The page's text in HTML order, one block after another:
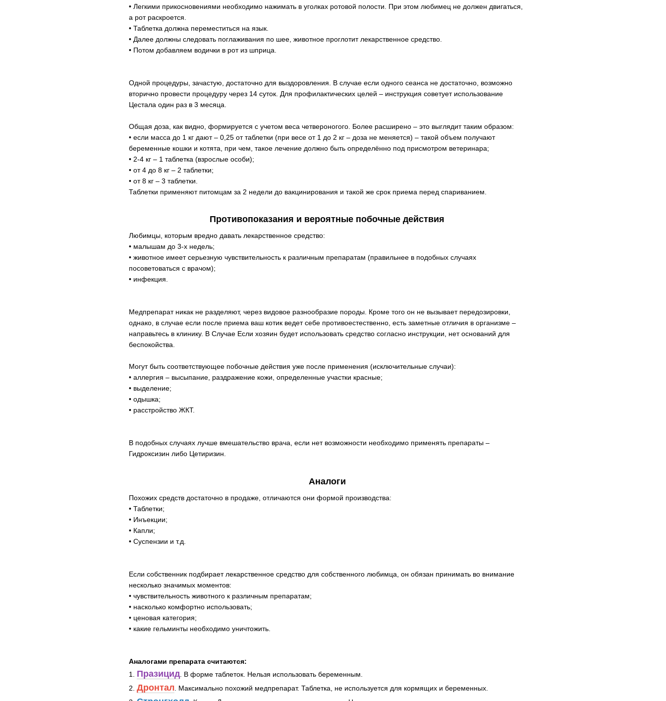
• Легкими прикосновениями необходимо нажимать в уголках ротовой полости. При этом любимец не должен двигаться,
а рот раскроется.
• Таблетка должна переместиться на язык.
• Далее должны следовать поглаживания по шее, животное проглотит лекарственное средство.
• Потом добавляем водички в рот из шприца.
Одной процедуры, зачастую, достаточно для выздоровления. В случае если одного сеанса не достаточно, возможно
вторично провести процедуру через 14 суток. Для профилактических целей – инструкция советует использование
Цестала один раз в 3 месяца.
Общая доза, как видно, формируется с учетом веса четвероногого. Более расширено – это выглядит таким образом:
• если масса до 1 кг дают – 0,25 от таблетки (при весе от 1 до 2 кг – доза не меняется) – такой объем получают
беременные кошки и котята, при чем, такое лечение должно быть определённо под присмотром ветеринара;
• 2-4 кг – 1 таблетка (взрослые особи);
• от 4 до 8 кг – 2 таблетки;
• от 8 кг – 3 таблетки.
Таблетки применяют питомцам за 2 недели до вакцинирования и такой же срок приема перед спариванием.
Противопоказания и вероятные побочные действия
Любимцы, которым вредно давать лекарственное средство:
• малышам до 3-х недель;
• животное имеет серьезную чувствительность к различным препаратам (правильнее в подобных случаях
посоветоваться с врачом);
• инфекция.
Медпрепарат никак не разделяют, через видовое разнообразие породы. Кроме того он не вызывает передозировки,
однако, в случае если после приема ваш котик ведет себе противоестественно, есть заметные отличия в организме –
направьтесь в клинику. В Случае Если хозяин будет использовать средство согласно инструкции, нет оснований для
беспокойства.
Могут быть соответствующее побочные действия уже после применения (исключительные случаи):
• аллергия – высыпание, раздражение кожи, определенные участки красные;
• выделение;
• одышка;
• расстройство ЖКТ.
В подобных случаях лучше вмешательство врача, если нет возможности необходимо применять препараты –
Гидроксизин либо Цетиризин.
Аналоги
Похожих средств достаточно в продаже, отличаются они формой производства:
• Таблетки;
• Инъекции;
• Капли;
• Суспензии и т.д.
Если собственник подбирает лекарственное средство для собственного любимца, он обязан принимать во внимание
несколько значимых моментов:
• чувствительность животного к различным препаратам;
• насколько комфортно использовать;
• ценовая категория;
• какие гельминты необходимо уничтожить.
Аналогами препарата считаются:
1. Празицид . В форме таблеток. Нельзя использовать беременным.
2. Дронтал . Максимально похожий медпрепарат. Таблетка, не используется для кормящих и беременных.